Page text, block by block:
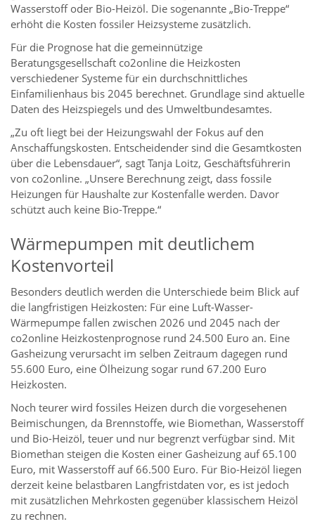
Wasserstoff oder Bio-Heizöl. Die sogenannte „Bio-Treppe“
erhöht die Kosten fossiler Heizsysteme zusätzlich.
Für die Prognose hat die gemeinnützige
Beratungsgesellschaft co2online die Heizkosten
verschiedener Systeme für ein durchschnittliches
Einfamilienhaus bis 2045 berechnet. Grundlage sind aktuelle
Daten des Heizspiegels und des Umweltbundesamtes.
„Zu oft liegt bei der Heizungswahl der Fokus auf den
Anschaffungskosten. Entscheidender sind die Gesamtkosten
über die Lebensdauer“, sagt Tanja Loitz, Geschäftsführerin
von co2online. „Unsere Berechnung zeigt, dass fossile
Heizungen für Haushalte zur Kostenfalle werden. Davor
schützt auch keine Bio-Treppe.“
Wärmepumpen mit deutlichem
Kostenvorteil
Besonders deutlich werden die Unterschiede beim Blick auf
die langfristigen Heizkosten: Für eine Luft-Wasser-
Wärmepumpe fallen zwischen 2026 und 2045 nach der
co2online Heizkostenprognose rund 24.500 Euro an. Eine
Gasheizung verursacht im selben Zeitraum dagegen rund
55.600 Euro, eine Ölheizung sogar rund 67.200 Euro
Heizkosten.
Noch teurer wird fossiles Heizen durch die vorgesehenen
Beimischungen, da Brennstoffe, wie Biomethan, Wasserstoff
und Bio-Heizöl, teuer und nur begrenzt verfügbar sind. Mit
Biomethan steigen die Kosten einer Gasheizung auf 65.100
Euro, mit Wasserstoff auf 66.500 Euro. Für Bio-Heizöl liegen
derzeit keine belastbaren Langfristdaten vor, es ist jedoch
mit zusätzlichen Mehrkosten gegenüber klassischem Heizöl
zu rechnen.